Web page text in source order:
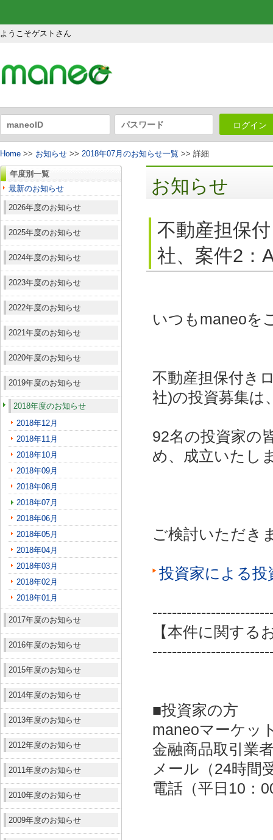
ようこそゲストさん
ログイン
Home >> お知らせ >> 2018年07月のお知らせ一覧 >> 詳細
年度別一覧
最新のお知らせ
2026年度のお知らせ
2025年度のお知らせ
2024年度のお知らせ
2023年度のお知らせ
2022年度のお知らせ
2021年度のお知らせ
2020年度のお知らせ
2019年度のお知らせ
2018年度のお知らせ
2018年12月
2018年11月
2018年10月
2018年09月
2018年08月
2018年07月
2018年06月
2018年05月
2018年04月
2018年03月
2018年02月
2018年01月
2017年度のお知らせ
2016年度のお知らせ
2015年度のお知らせ
2014年度のお知らせ
2013年度のお知らせ
2012年度のお知らせ
2011年度のお知らせ
2010年度のお知らせ
2009年度のお知らせ
お知らせ
不動産担保
社、案件2：
いつもmaneoを
不動産担保付き
社)の投資募集は
92名の投資家の
め、成立いたし
ご検討いただき
投資家による
【本件に関する
■投資家の方
maneoマーケッ
金融商品取引業
メール（24時間
電話（平日10：